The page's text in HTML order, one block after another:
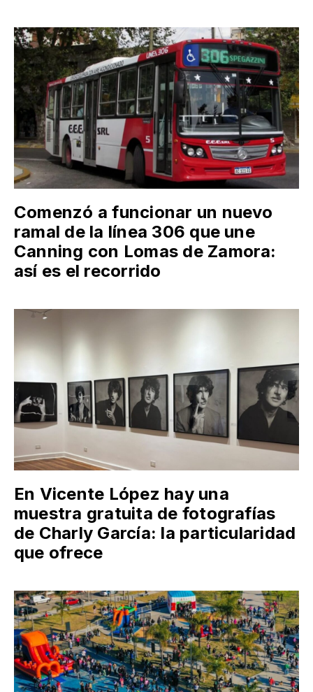
Comenzó a funcionar un nuevo
ramal de la línea 306 que une
Canning con Lomas de Zamora:
así es el recorrido
En Vicente López hay una
muestra gratuita de fotografías
de Charly García: la particularidad
que ofrece